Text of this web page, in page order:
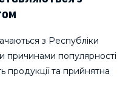
з Республіки
причинами популярності
продукції та прийнятна